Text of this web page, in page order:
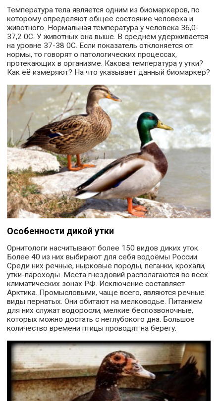
Температура тела является одним из биомаркеров, по
которому определяют общее состояние человека и
животного. Нормальная температура у человека 36,0-
37,2 0С. У животных она выше. В среднем удерживается
на уровне 37-38 0С. Если показатель отклоняется от
нормы, то говорят о патологических процессах,
протекающих в организме. Какова температура у утки?
Как её измеряют? На что указывает данный биомаркер?
Особенности дикой утки
Орнитологи насчитывают более 150 видов диких уток.
Более 40 из них выбирают для себя водоёмы России.
Среди них речные, нырковые породы, пеганки, крохали,
утки-пароходы. Места гнездовий располагаются во всех
климатических зонах РФ. Исключение составляет
Арктика. Промысловыми, чаще всего, являются речные
виды пернатых. Они обитают на мелководье. Питанием
для них служат водоросли, мелкие беспозвоночные,
которых можно достать с неглубокого дна. Большое
количество времени птицы проводят на берегу.